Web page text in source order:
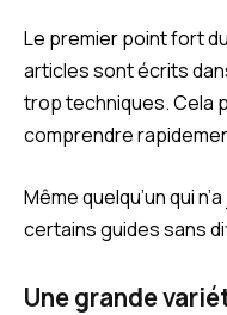
Le premier point fort
articles sont écrits
trop techniques. Cela
comprendre
Même quelqu’un qui
certains guides sans
Une grande